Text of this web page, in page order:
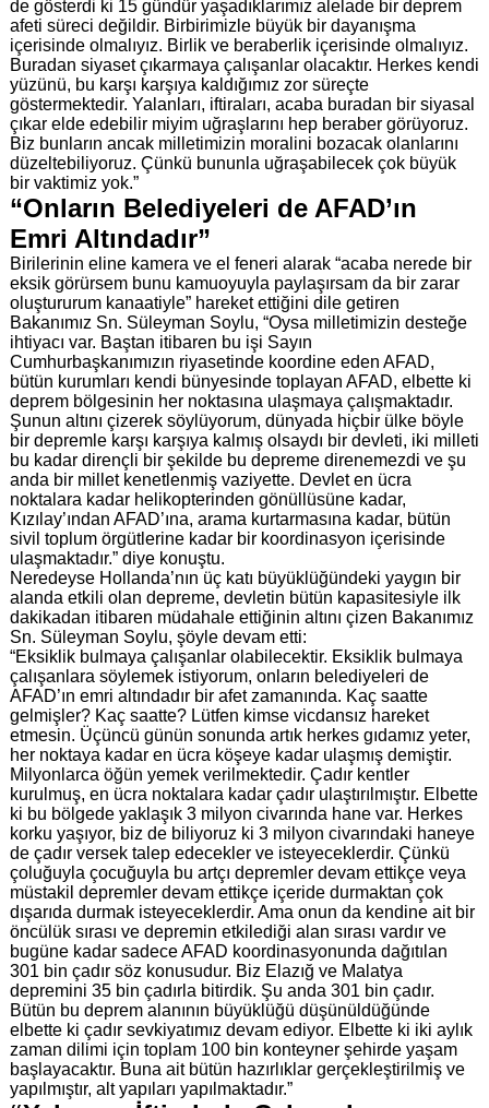
de gösterdi ki 15 gündür yaşadıklarımız alelade bir deprem
afeti süreci değildir. Birbirimizle büyük bir dayanışma
içerisinde olmalıyız. Birlik ve beraberlik içerisinde olmalıyız.
Buradan siyaset çıkarmaya çalışanlar olacaktır. Herkes kendi
yüzünü, bu karşı karşıya kaldığımız zor süreçte
göstermektedir. Yalanları, iftiraları, acaba buradan bir siyasal
çıkar elde edebilir miyim uğraşlarını hep beraber görüyoruz.
Biz bunların ancak milletimizin moralini bozacak olanlarını
düzeltebiliyoruz. Çünkü bununla uğraşabilecek çok büyük
bir vaktimiz yok.”
“Onların Belediyeleri de AFAD’ın
Emri Altındadır”
Birilerinin eline kamera ve el feneri alarak “acaba nerede bir
eksik görürsem bunu kamuoyuyla paylaşırsam da bir zarar
oluştururum kanaatiyle” hareket ettiğini dile getiren
Bakanımız Sn. Süleyman Soylu, “Oysa milletimizin desteğe
ihtiyacı var. Baştan itibaren bu işi Sayın
Cumhurbaşkanımızın riyasetinde koordine eden AFAD,
bütün kurumları kendi bünyesinde toplayan AFAD, elbette ki
deprem bölgesinin her noktasına ulaşmaya çalışmaktadır.
Şunun altını çizerek söylüyorum, dünyada hiçbir ülke böyle
bir depremle karşı karşıya kalmış olsaydı bir devleti, iki milleti
bu kadar dirençli bir şekilde bu depreme direnemezdi ve şu
anda bir millet kenetlenmiş vaziyette. Devlet en ücra
noktalara kadar helikopterinden gönüllüsüne kadar,
Kızılay’ından AFAD’ına, arama kurtarmasına kadar, bütün
sivil toplum örgütlerine kadar bir koordinasyon içerisinde
ulaşmaktadır.” diye konuştu.
Neredeyse Hollanda’nın üç katı büyüklüğündeki yaygın bir
alanda etkili olan depreme, devletin bütün kapasitesiyle ilk
dakikadan itibaren müdahale ettiğinin altını çizen Bakanımız
Sn. Süleyman Soylu, şöyle devam etti:
“Eksiklik bulmaya çalışanlar olabilecektir. Eksiklik bulmaya
çalışanlara söylemek istiyorum, onların belediyeleri de
AFAD’ın emri altındadır bir afet zamanında. Kaç saatte
gelmişler? Kaç saatte? Lütfen kimse vicdansız hareket
etmesin. Üçüncü günün sonunda artık herkes gıdamız yeter,
her noktaya kadar en ücra köşeye kadar ulaşmış demiştir.
Milyonlarca öğün yemek verilmektedir. Çadır kentler
kurulmuş, en ücra noktalara kadar çadır ulaştırılmıştır. Elbette
ki bu bölgede yaklaşık 3 milyon civarında hane var. Herkes
korku yaşıyor, biz de biliyoruz ki 3 milyon civarındaki haneye
de çadır versek talep edecekler ve isteyeceklerdir. Çünkü
çoluğuyla çocuğuyla bu artçı depremler devam ettikçe veya
müstakil depremler devam ettikçe içeride durmaktan çok
dışarıda durmak isteyeceklerdir. Ama onun da kendine ait bir
öncülük sırası ve depremin etkilediği alan sırası vardır ve
bugüne kadar sadece AFAD koordinasyonunda dağıtılan
301 bin çadır söz konusudur. Biz Elazığ ve Malatya
depremini 35 bin çadırla bitirdik. Şu anda 301 bin çadır.
Bütün bu deprem alanının büyüklüğü düşünüldüğünde
elbette ki çadır sevkiyatımız devam ediyor. Elbette ki iki aylık
zaman dilimi için toplam 100 bin konteyner şehirde yaşam
başlayacaktır. Buna ait bütün hazırlıklar gerçekleştirilmiş ve
yapılmıştır, alt yapıları yapılmaktadır.”